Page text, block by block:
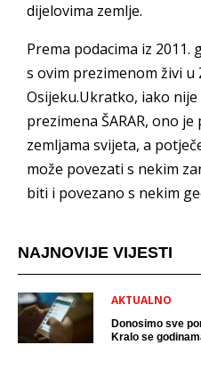
dijelovima zemlje.
Prema podacima iz
s ovim prezimenom živi u
Osijeku.Ukratko, iako
prezimena ŠARAR, ono
zemljama svijeta, a
može povezati s nekim
biti i povezano s nekim
NAJNOVIJE VIJESTI
AKTUALNO
Donosimo sve
Kralo se